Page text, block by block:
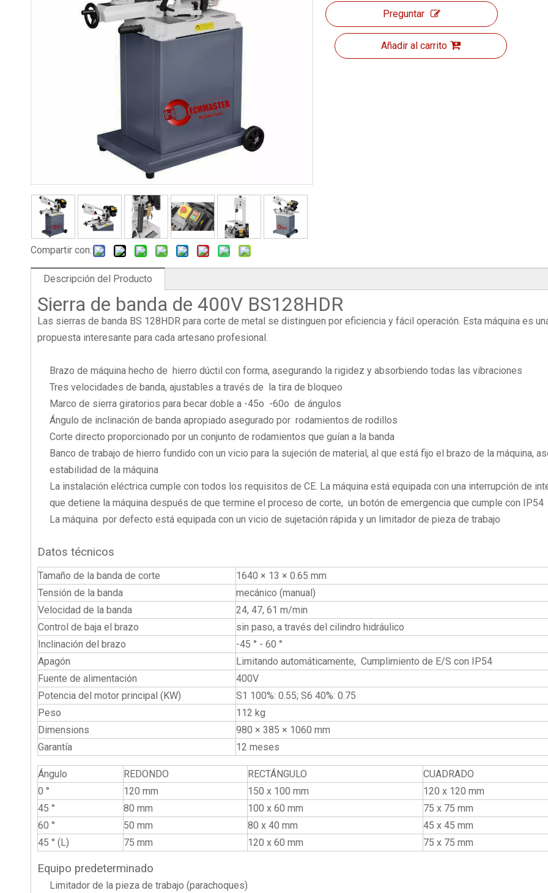
Compartir con:
Preguntar
Añadir al carrito
Descripción del Producto
Sierra de banda de 400V BS128HDR
Las sierras de banda BS 128HDR para corte de metal se distinguen por eficiencia y fácil operación. Esta máquina es
propuesta interesante para cada artesano profesional.
Brazo de máquina hecho de hierro dúctil con forma, asegurando la rigidez y absorbiendo todas las vibraciones
Tres velocidades de banda, ajustables a través de la tira de bloqueo
Marco de sierra giratorios para becar doble a -45o -60o de ángulos
Ángulo de inclinación de banda apropiado asegurado por rodamientos de rodillos
Corte directo proporcionado por un conjunto de rodamientos que guían a la banda
Banco de trabajo de hierro fundido con un vicio para la sujeción de material, al que está fijo el brazo de la máquina,
estabilidad de la máquina
La instalación eléctrica cumple con todos los requisitos de CE. La máquina está equipada con una interrupción de
que detiene la máquina después de que termine el proceso de corte, un botón de emergencia que cumple con IP54
La máquina por defecto está equipada con un vicio de sujetación rápida y un limitador de pieza de trabajo
Datos técnicos
Tamaño de la banda de corte
1640 × 13 × 0.65 mm
Tensión de la banda
mecánico (manual)
Velocidad de la banda
24, 47, 61 m/min
Control de baja el brazo
sin paso, a través del cilindro hidráulico
Inclinación del brazo
-45 ° - 60 °
Apagón
Limitando automáticamente, Cumplimiento de E/S con IP54
Fuente de alimentación
400V
Potencia del motor principal (KW)
S1 100%: 0.55; S6 40%: 0.75
Peso
112 kg
Dimensions
980 × 385 × 1060 mm
Garantía
12 meses
Ángulo REDONDO RECTÁNGULO
CUADRADO
0 °
120 mm 150 x 100 mm
120 x 120 mm
45 °
80 mm 100 x 60 mm
75 x 75 mm
60 °
50 mm 80 x 40 mm
45 x 45 mm
45 ° (L)
75 mm 120 x 60 mm 75 x 75 mm
Equipo predeterminado
Limitador de la pieza de trabajo (parachoques)